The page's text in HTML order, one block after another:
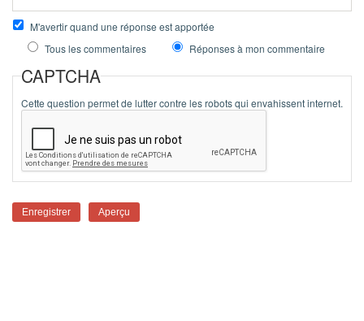
M'avertir quand une réponse est apportée
Tous les commentaires
Réponses à mon commentaire
CAPTCHA
Cette question permet de lutter contre les robots qui envahissent internet.